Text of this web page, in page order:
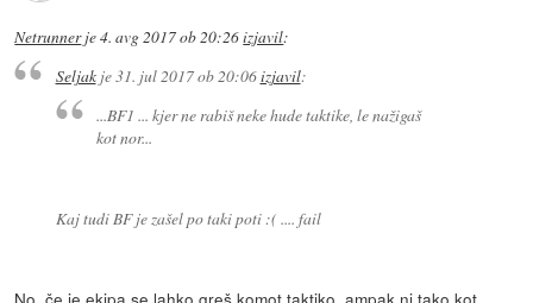
Netrunnerje4. avg 2017 ob 20:26izjavil:
Seljakje31. jul 2017 ob 20:06izjavil:
...BF1 ... kjer ne rabiš neke hude taktike, le nažigaš
kot nor...
Kaj tudi BF je zašel po taki poti :( .... fail
No, če je ekipa se lahko greš komot taktiko, ampak ni tako kot